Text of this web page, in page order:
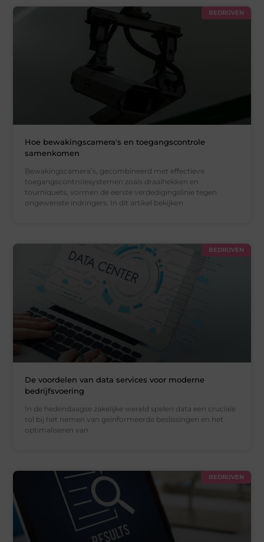
BEDRIJVEN
Hoe bewakingscamera's en toegangscontrole
samenkomen
Bewakingscamera’s, gecombineerd met effectieve
toegangscontrolesystemen zoals draaihekken en
tourniquets, vormen de eerste verdedigingslinie tegen
ongewenste indringers. In dit artikel bekijken
BEDRIJVEN
De voordelen van data services voor moderne
bedrijfsvoering
In de hedendaagse zakelijke wereld spelen data een cruciale
rol bij het nemen van geïnformeerde beslissingen en het
optimaliseren van
BEDRIJVEN